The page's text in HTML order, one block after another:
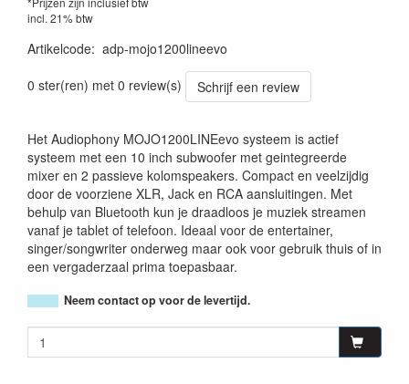
incl. 21% btw
Artikelcode: adp-mojo1200lineevo
0 ster(ren) met 0 review(s)
Schrijf een review
Het Audiophony MOJO1200LINEevo systeem is actief
systeem met een 10 inch subwoofer met geintegreerde
mixer en 2 passieve kolomspeakers. Compact en veelzijdig
door de voorziene XLR, Jack en RCA aansluitingen. Met
behulp van Bluetooth kun je draadloos je muziek streamen
vanaf je tablet of telefoon. Ideaal voor de entertainer,
singer/songwriter onderweg maar ook voor gebruik thuis of in
een vergaderzaal prima toepasbaar.
Neem contact op voor de levertijd.